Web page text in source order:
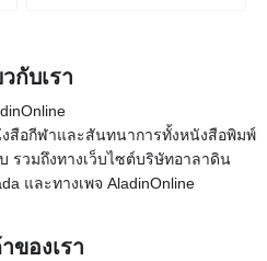
วกับเรา
สือกีฬาและสันทนาการทั้งหนังสือพิมพ์
รวมถึงทางเว็บไซต์บริษัทอาลาดิน
และทางเพจ AladinOnline
ของเรา